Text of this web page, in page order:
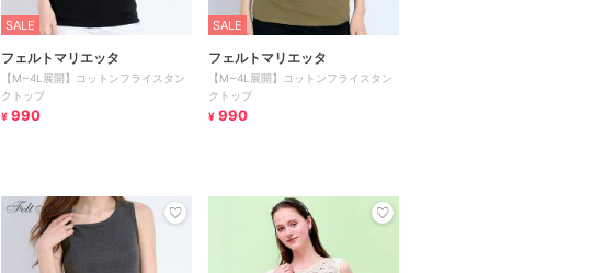
SALE
フェルトマリエッタ
【M~4L展開】コットンフライスタン
クトップ
¥ 990
SALE
フェルトマリエッタ
【M~4L展開】コットンフライスタン
クトップ
¥ 990